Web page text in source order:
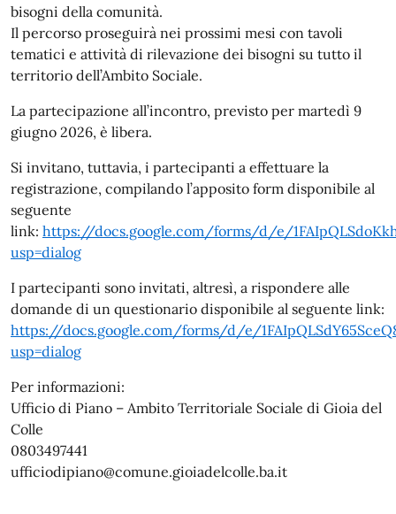
bisogni della comunità.
Il percorso proseguirà nei prossimi mesi con tavoli
tematici e attività di rilevazione dei bisogni su tutto il
territorio dell’Ambito Sociale.
La partecipazione all’incontro, previsto per martedì 9
giugno 2026, è libera.
Si invitano, tuttavia, i partecipanti a effettuare la
registrazione, compilando l’apposito form disponibile al
seguente
link: https://docs.google.com/forms/d/e/
usp=dialog
I partecipanti sono invitati, altresì, a rispondere alle
domande di un questionario disponibile al seguente link:
https://docs.google.com/forms/d/e/
usp=dialog
Per informazioni:
Ufficio di Piano – Ambito Territoriale Sociale di Gioia del
Colle
0803497441
ufficiodipiano@comune.gioiadelcolle.ba.it